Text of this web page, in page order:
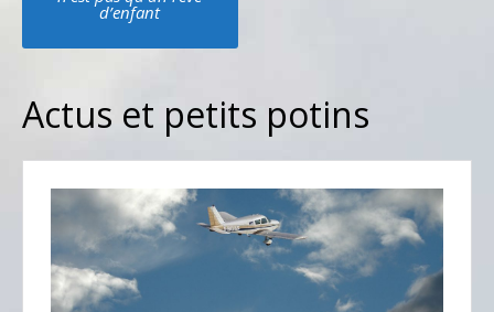
navigation
d’enfant
Actus et petits potins